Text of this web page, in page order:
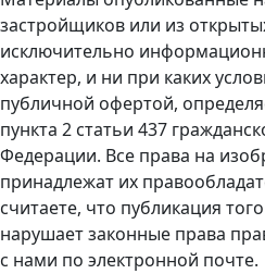
застройщиков или из
исключительно
характер, и ни при каких
публичной офертой,
пункта 2 статьи 437
Федерации. Все права на
принадлежат их
считаете, что публикация
нарушает законные права
с нами по электронной почте.